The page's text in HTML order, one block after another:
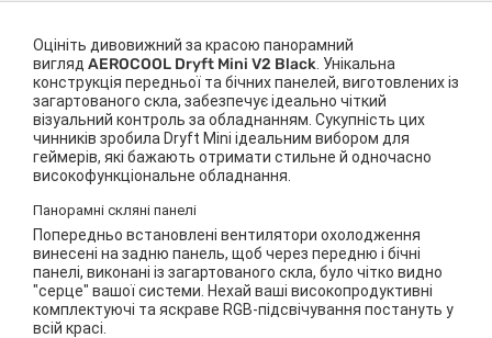
Оцініть дивовижний за красою панорамний
вигляд AEROCOOL Dryft Mini V2 Black . Унікальна
конструкція передньої та бічних панелей, виготовлених із
загартованого скла, забезпечує ідеально чіткий
візуальний контроль за обладнанням. Сукупність цих
чинників зробила Dryft Mini ідеальним вибором для
геймерів, які бажають отримати стильне й одночасно
високофункціональне обладнання.
Панорамні скляні панелі
Попередньо встановлені вентилятори охолодження
винесені на задню панель, щоб через передню і бічні
панелі, виконані із загартованого скла, було чітко видно
"серце" вашої системи. Нехай ваші високопродуктивні
комплектуючі та яскраве RGB-підсвічування постануть у
всій красі.